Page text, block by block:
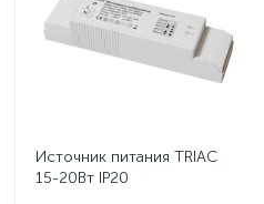
Источник питания TRIAC
15-20Вт IP20